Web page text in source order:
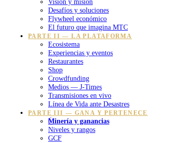
Visión y misión
Desafíos y soluciones
Flywheel económico
El futuro que imagina MTC
PARTE II — LA PLATAFORMA
Ecosistema
Experiencias y eventos
Restaurantes
Shop
Crowdfunding
Medios — J-Times
Transmisiones en vivo
Línea de Vida ante Desastres
PARTE III — GANA Y PERTENECE
Minería y ganancias
Niveles y rangos
GCF